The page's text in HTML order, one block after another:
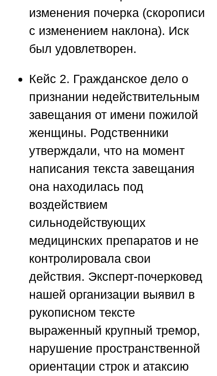
изменения почерка (скорописи
с изменением наклона). Иск
был удовлетворен.
Кейс 2. Гражданское дело о
признании недействительным
завещания от имени пожилой
женщины. Родственники
утверждали, что на момент
написания текста завещания
она находилась под
воздействием
сильнодействующих
медицинских препаратов и не
контролировала свои
действия. Эксперт-почерковед
нашей организации выявил в
рукописном тексте
выраженный крупный тремор,
нарушение пространственной
ориентации строк и атаксию